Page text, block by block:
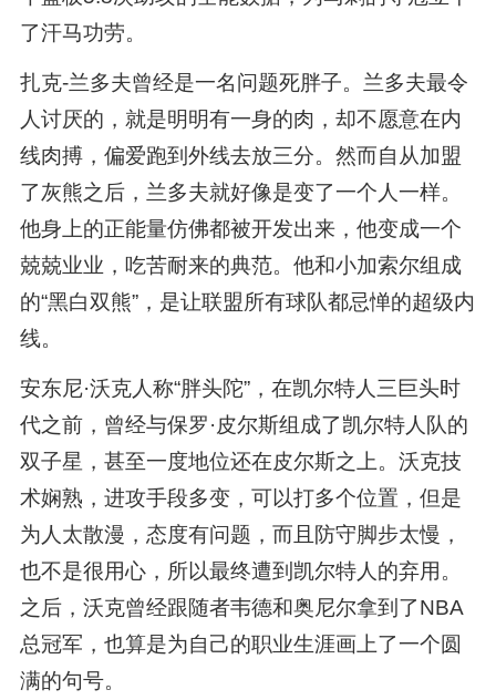
了汗马功劳。
扎克-兰多夫曾经是一名问题死胖子。兰多夫最令
人讨厌的，就是明明有一身的肉，却不愿意在内
线肉搏，偏爱跑到外线去放三分。然而自从加盟
了灰熊之后，兰多夫就好像是变了一个人一样。
他身上的正能量仿佛都被开发出来，他变成一个
兢兢业业，吃苦耐来的典范。他和小加索尔组成
的“黑白双熊”，是让联盟所有球队都忌惮的超级内
线。
安东尼·沃克人称“胖头陀”，在凯尔特人三巨头时
代之前，曾经与保罗·皮尔斯组成了凯尔特人队的
双子星，甚至一度地位还在皮尔斯之上。沃克技
术娴熟，进攻手段多变，可以打多个位置，但是
为人太散漫，态度有问题，而且防守脚步太慢，
也不是很用心，所以最终遭到凯尔特人的弃用。
之后，沃克曾经跟随者韦德和奥尼尔拿到了NBA
总冠军，也算是为自己的职业生涯画上了一个圆
满的句号。